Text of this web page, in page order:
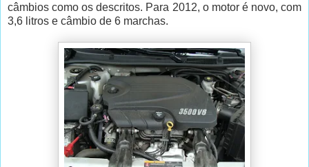
câmbios como os descritos. Para 2012, o motor é novo, com
3,6 litros e câmbio de 6 marchas.